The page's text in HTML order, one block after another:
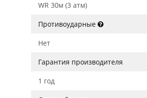
WR 30м (3 атм)
Противоударные
Нет
Гарантия производителя
1 год